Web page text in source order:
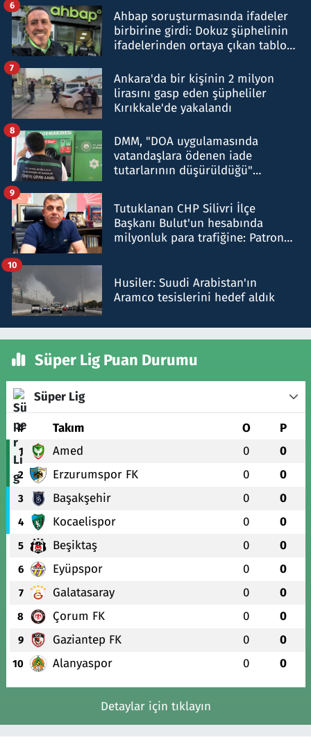
Ahbap soruşturmasında ifadeler
birbirine girdi: Dokuz şüphelinin
ifadelerinden ortaya çıkan tablo
6
Ankara'da bir kişinin 2 milyon
lirasını gasp eden şüpheliler
Kırıkkale'de yakalandı
7
DMM, "DOA uygulamasında
vatandaşlara ödenen iade
tutarlarının düşürüldüğü"
8
Tutuklanan CHP Silivri İlçe
Başkanı Bulut'un hesabında
milyonluk para trafiğine: Patron
9
Husiler: Suudi Arabistan'ın
Aramco tesislerini hedef aldık
10
Süper Lig Puan Durumu
Süper Lig
# Takım O P
1 Amed 0 0
2 Erzurumspor FK 0 0
3 Başakşehir 0 0
4 Kocaelispor 0 0
5 Beşiktaş 0 0
6 Eyüpspor 0 0
7 Galatasaray 0 0
8 Çorum FK 0 0
9 Gaziantep FK 0 0
10 Alanyaspor 0 0
Detaylar için tıklayın